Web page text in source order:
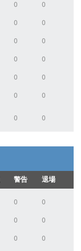
0 0
0 0
0 0
0 0
0 0
0 0
0 0
警告 退場
0 0
0 0
0 0